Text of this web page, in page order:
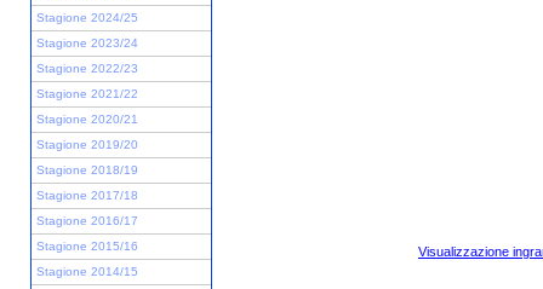
Stagione 2024/25
Stagione 2023/24
Stagione 2022/23
Stagione 2021/22
Stagione 2020/21
Stagione 2019/20
Stagione 2018/19
Stagione 2017/18
Stagione 2016/17
Stagione 2015/16
Stagione 2014/15
Visualizzazione